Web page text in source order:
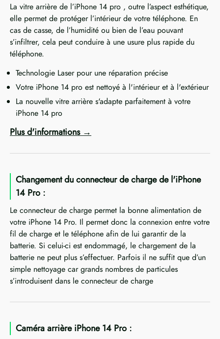
La vitre arrière de l’iPhone 14 pro , outre l’aspect esthétique,
elle permet de protéger l’intérieur de votre téléphone. En
cas de casse, de l’humidité ou bien de l’eau pouvant
s’infiltrer, cela peut conduire à une usure plus rapide du
téléphone.
Technologie Laser pour une réparation précise
Votre iPhone 14 pro est nettoyé à l'intérieur et à l'extérieur
La nouvelle vitre arrière s'adapte parfaitement à votre
iPhone 14 pro
Plus d'informations
Changement du connecteur de charge de l'iPhone
14 Pro :
Le connecteur de charge permet la bonne alimentation de
votre iPhone 14 Pro. Il permet donc la connexion entre votre
fil de charge et le téléphone afin de lui garantir de la
batterie. Si celui-ci est endommagé, le chargement de la
batterie ne peut plus s’effectuer. Parfois il ne suffit que d’un
simple nettoyage car grands nombres de particules
s’introduisent dans le connecteur de charge
Caméra arrière iPhone 14 Pro :